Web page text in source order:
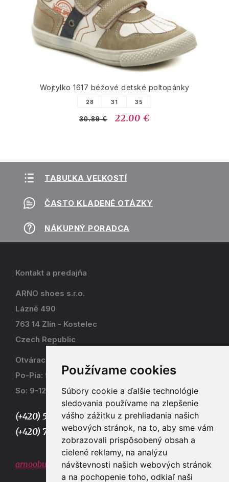
Používame cookies
Súbory cookie a ďalšie technológie
sledovania používame na zlepšenie
vášho zážitku z prehliadania našich
webových stránok, na to, aby sme vám
zobrazovali prispôsobený obsah a
cielené reklamy, na analýzu
návštevnosti našich webových stránok
a na pochopenie toho, odkiaľ naši
Wojtylko 1617 béžové detské poltopánky
28 31 35
30.89 € 22.00 €
TABUĽKA VEĽKOSTÍ
ČASTO KLADENÉ OTÁZKY
NÁKUPNÝ PORADCA
Kontakt a predajňa
ARNO shoes s.r.o.
Lázně 490
763 14 Zlín - Kostelec
Czech Republic
Otváracia doba
Po-Pia: 9-17
So: 9-12
(+420) 577 915 036,
(+420) 773 667 390
arnoobuv@gmail.com